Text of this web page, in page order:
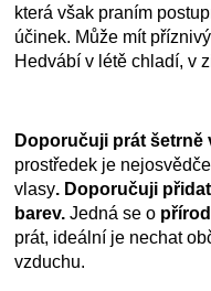
která však praním
účinek. Může mít
Hedvábí v létě chladí, v
Doporučuji prát šetrně
prostředek je
vlasy. Doporučuji
barev.Jedná se o
prát, ideální je nechat
vzduchu.